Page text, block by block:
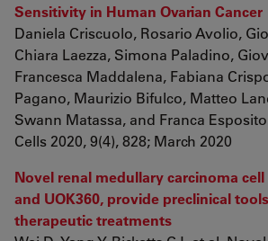
Sensitivity in Human Ovarian Cancer
Daniela Criscuolo, Rosario Avolio,
Chiara Laezza, Simona Paladino,
Francesca Maddalena, Fabiana
Pagano, Maurizio Bifulco, Matteo
Swann Matassa, and Franca Esposito
Cells 2020, 9(4), 828; March 2020
Novel renal medullary carcinoma cell
and UOK360, provide preclinical
therapeutic treatments